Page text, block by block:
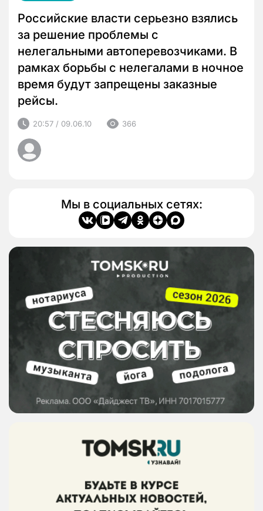
Российские власти серьезно взялись
за решение проблемы с
нелегальными автоперевозчиками. В
рамках борьбы с нелегалами в ночное
время будут запрещены заказные
рейсы.
20:57 / 09.06.10 366
Мы в социальных сетях: